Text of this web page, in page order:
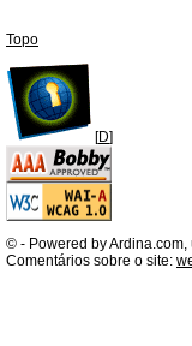
Topo
[D]
© - Powered by
Comentários sobre o site: